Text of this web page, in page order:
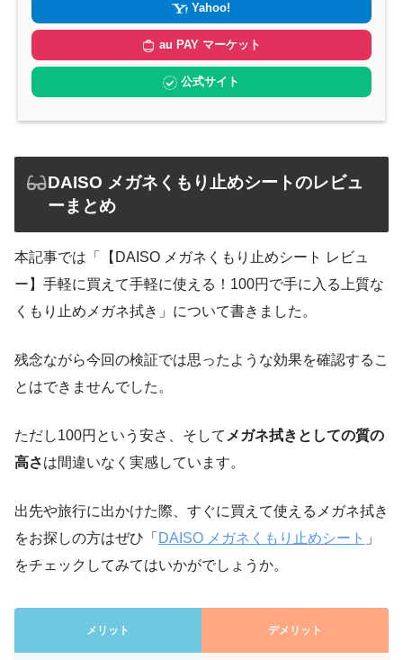
Yahoo!
au PAY マーケット
公式サイト
DAISO メガネくもり止めシートのレビュ
ーまとめ
本記事では「【DAISO メガネくもり止めシート レビュ
ー】手軽に買えて手軽に使える！100円で手に入る上質な
くもり止めメガネ拭き」について書きました。
残念ながら今回の検証では思ったような効果を確認するこ
とはできませんでした。
ただし100円という安さ、そして メガネ拭きとしての質の
高さは間違いなく実感しています。
出先や旅行に出かけた際、すぐに買えて使えるメガネ拭き
をお探しの方はぜひ「 DAISO メガネくもり止めシート 」
をチェックしてみてはいかがでしょうか。
メリット デメリット